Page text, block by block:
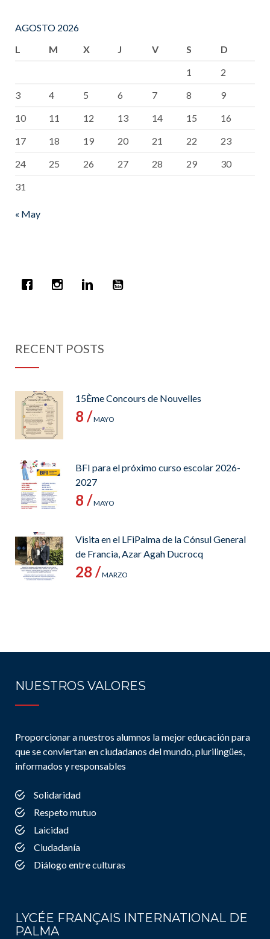
AGOSTO 2026
L
M X J V S
D
1
2
3
4 5 6 7 8
9
10
11 12 13 14 15
16
17
18 19 20 21 22
23
24
25 26 27 28 29
30
31
« May
RECENT POSTS
15Ème Concours de Nouvelles
8 /MAYO
BFI para el próximo curso escolar 2026-
2027
8 /MAYO
Visita en el LFiPalma de la Cónsul General
de Francia, Azar Agah Ducrocq
28 /MARZO
NUESTROS VALORES
Proporcionar a nuestros alumnos la mejor educación para
que se conviertan en ciudadanos del mundo, plurilingües,
informados y responsables
Solidaridad
Respeto mutuo
Laicidad
Ciudadanía
Diálogo entre culturas
LYCÉE FRANÇAIS INTERNATIONAL DE
PALMA